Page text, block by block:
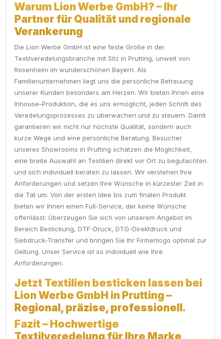
Warum Lion Werbe GmbH? – Ihr
Partner für Qualität und regionale
Verankerung
Die Lion Werbe GmbH ist eine feste Größe in der
Textilveredelungsbranche mit Sitz in Prutting, unweit von
Rosenheim im wunderschönen Bayern. Als
Familienunternehmen liegt uns die persönliche Betreuung
unserer Kunden besonders am Herzen. Wir bieten Ihnen eine
Inhouse-Produktion, die es uns ermöglicht, jeden Schritt des
Veredelungsprozesses zu überwachen und zu steuern. Damit
garantieren wir nicht nur höchste Qualität, sondern auch
kurze Wege und eine persönliche Beratung. Besucher
unseres Showrooms in Prutting schätzen die Möglichkeit,
eine breite Auswahl an Textilien direkt vor Ort zu begutachten
und sich individuell beraten zu lassen. Wir verstehen Ihre
Anforderungen und setzen Ihre Wünsche in kürzester Zeit in
die Tat um. Von der ersten Idee bis zum finalen Produkt
bieten wir Ihnen einen Full-Service, der keine Wünsche
offenlässt. Überzeugen Sie sich von unserem Angebot im
Bereich Bestickung, DTF-Druck, DTG-Direktdruck und
Siebdruck-Transfer und bringen Sie Ihr Firmenlogo optimal zur
Geltung. Unser Service ist so individuell wie Ihre
Anforderungen.
Jetzt Textilien besticken lassen bei
Lion Werbe GmbH in Prutting –
Regional, präzise, professionell.
Fazit – Hochwertige
Textilveredelung für Ihre Marke